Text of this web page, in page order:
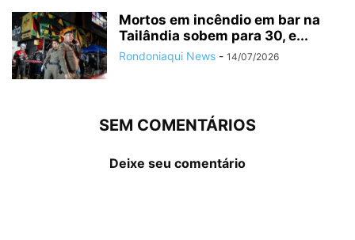
Mortos em incêndio em bar na
Tailândia sobem para 30, e...
Rondoniaqui News - 14/07/2026
SEM COMENTÁRIOS
Deixe seu comentário